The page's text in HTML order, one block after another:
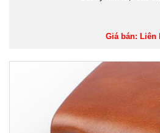
Giá bán: Liên